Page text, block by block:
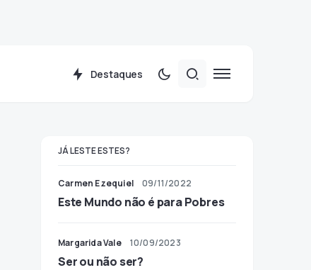
Destaques
JÁ LESTE ESTES?
Carmen Ezequiel 09/11/2022
Este Mundo não é para Pobres
Margarida Vale 10/09/2023
Ser ou não ser?